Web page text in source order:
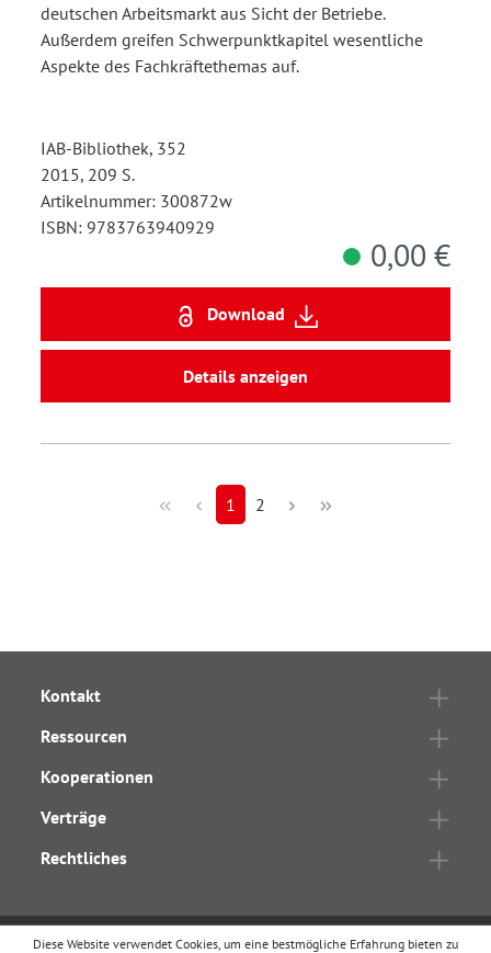
deutschen Arbeitsmarkt aus Sicht der Betriebe.
Außerdem greifen Schwerpunktkapitel wesentliche
Aspekte des Fachkräftethemas auf.
IAB-Bibliothek, 352
2015, 209 S.
Artikelnummer: 300872w
ISBN: 9783763940929
0,00 €
Download
Details anzeigen
1 2
Kontakt
Ressourcen
Kooperationen
Verträge
Rechtliches
Diese Website verwendet Cookies, um eine bestmögliche Erfahrung bieten zu